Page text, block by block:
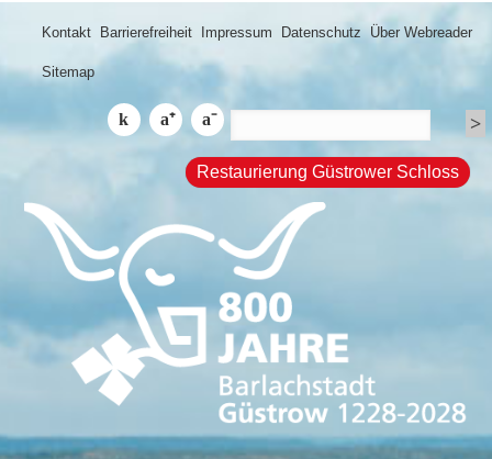
Kontakt Barrierefreiheit Impressum Datenschutz Über Webreader
Sitemap
Restaurierung Güstrower Schloss